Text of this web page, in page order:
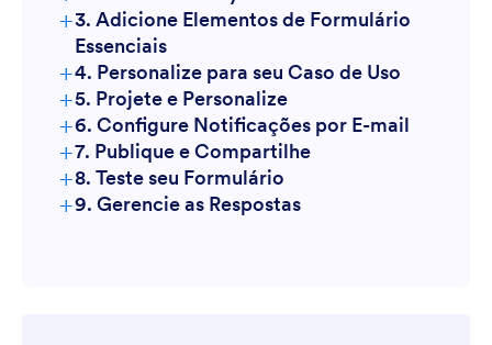
+3. Adicione Elementos de Formulário
Essenciais
+4. Personalize para seu Caso de Uso
+5. Projete e Personalize
+6. Configure Notificações por E-mail
+7. Publique e Compartilhe
+8. Teste seu Formulário
+9. Gerencie as Respostas